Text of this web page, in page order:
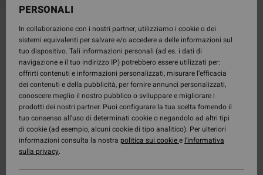
PERSONALI
In collaborazione con i nostri partner, utilizziamo i cookie o dei
sistemi equivalenti per salvare e/o accedere a delle informazioni sul
tuo dispositivo. Tali informazioni personali (ad es. i dati di
navigazione e il tuo indirizzo IP) potrebbero essere utilizzati per:
offrirti contenuti e informazioni personalizzati, misurare l’efficacia
dei contenuti e della pubblicità, per fornire annunci personalizzati,
conoscere meglio il nostro pubblico o sviluppare e migliorare i
prodotti dei nostri partner. Puoi configurare la tua scelta fornendo il
tuo consenso all’uso di determinati cookie o negandolo ad altri tipi
di cookie (ad esempio, alcuni cookie di tipo analitico). Per ulteriori
informazioni consulta la nostra politica sui cookiee l'informativa
sulla privacy.